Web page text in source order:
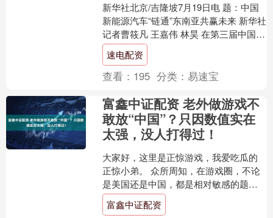
新华社北京/吉隆坡7月19日电 题：中国
新能源汽车“链通”东南亚共赢未来 新华社
记者曹筱凡 王嘉伟 林昊 在第三届中国国
际供应链促进博览会（链博会）上，不
少中国....
速电配资
查看： 195 分类： 易速宝
富鑫中证配资 老外做游戏不
敢放“中国”？只因数值实在
太强，没人打得过！
大家好，这里是正惊游戏，我爱吃瓜的
正惊小弟。 众所周知，在游戏圈，不论
是美国还是中国，都是相对敏感的题
材。 前者是因为老美那边版本迭代太过
迅速，设计师一不小心玩....
富鑫中证配资